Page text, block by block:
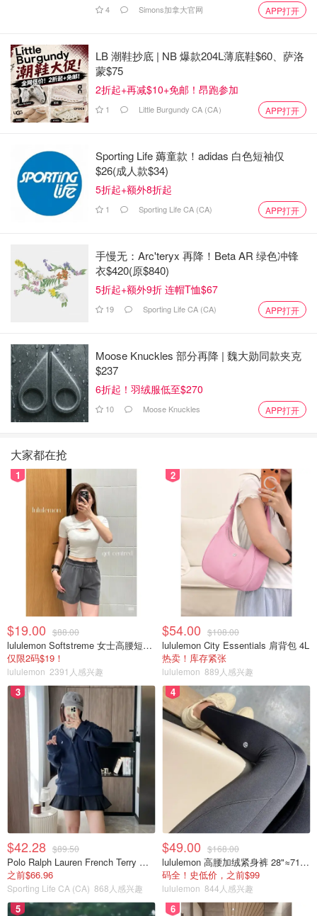
4 Simons加拿大官网 APP打开
LB 潮鞋抄底 | NB 爆款204L薄底鞋$60、萨洛
蒙$75
2折起+再减$10+免邮！昂跑参加
1 Little Burgundy CA (CA） APP打开
Sporting Life 薅童款！adidas 白色短袖仅
$26(成人款$34)
5折起+额外8折起
1 Sporting Life CA (CA) APP打开
手慢无：Arc'teryx 再降！Beta AR 绿色冲锋
衣$420(原$840)
5折起+额外9折 连帽T恤$67
19 Sporting Life CA (CA) APP打开
Moose Knuckles 部分再降 | 魏大勋同款夹克
$237
6折起！羽绒服低至$270
10 Moose Knuckles APP打开
大家都在抢
1
$19.00 $88.00
lululemon Softstreme 女士高腰短裤 10cm
仅限2码$19！
lululemon 2391人感兴趣
2
$54.00 $108.00
lululemon City Essentials 肩背包 4L
热卖！库存紧张
lululemon 889人感兴趣
3
$42.28 $89.50
Polo Ralph Lauren French Terry 女童连帽卫衣 7-16码
之前$66.96
Sporting Life CA (CA) 868人感兴趣
4
$49.00 $168.00
lululemon 高腰加绒紧身裤 28"≈71cm 5个口袋
码全！史低价，之前$99
lululemon 844人感兴趣
5 6